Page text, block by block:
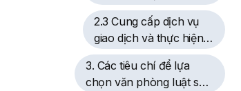
hình sự
2.3 Cung cấp dịch vụ
giao dịch và thực hiện
các thủ tục pháp lý
3. Các tiêu chí để lựa
chọn văn phòng luật sư